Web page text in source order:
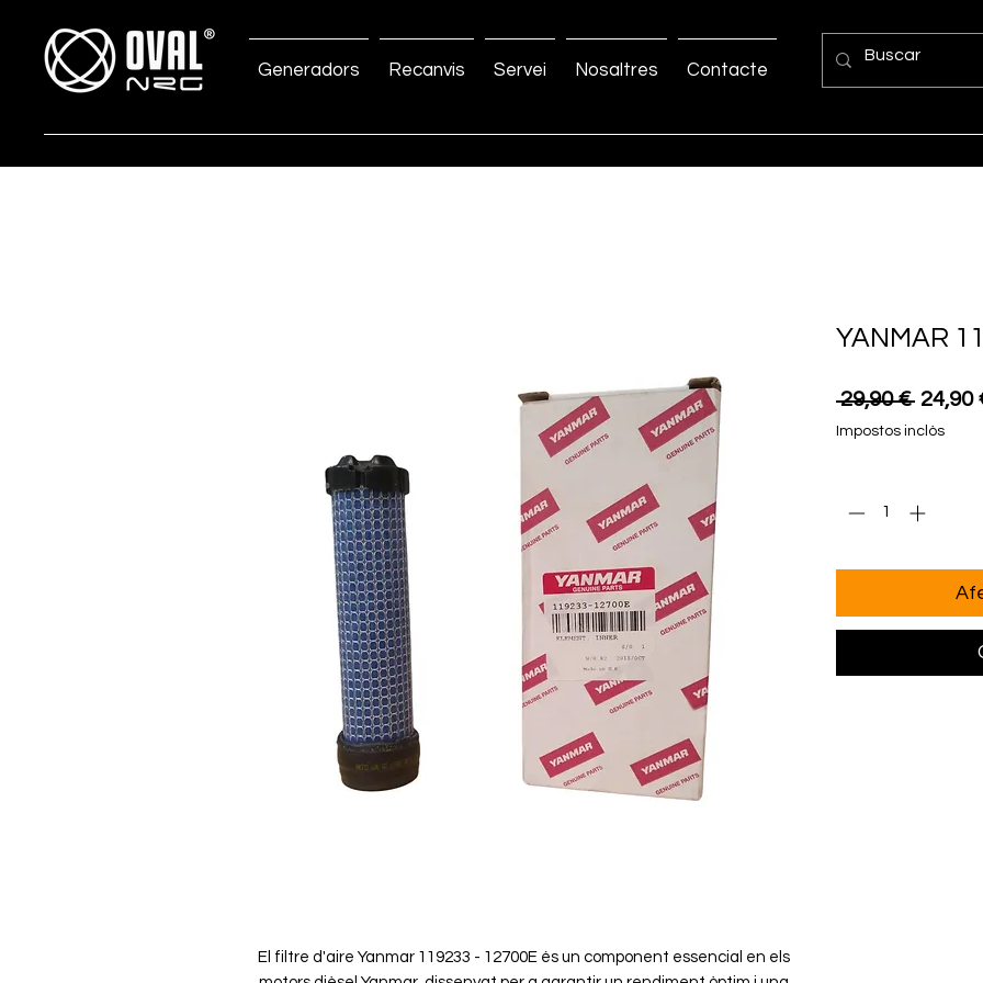
Generadors Recanvis Servei Nosaltres Contacte
El filtre d'aire Yanmar 119233 - 12700E és un component essencial en els
YANMAR
29,90 € Preu
normal
24,90
Impostos inclòs